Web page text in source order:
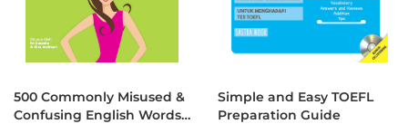
500 Commonly Misused &
Confusing English Words
Simple and Easy TOEFL
Preparation Guide